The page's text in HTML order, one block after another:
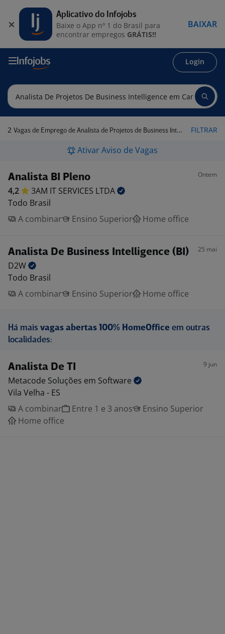
Login
2 Vagas de Emprego de Analista de Projetos de Business Intelligence em Campo Grande - MS FILTRAR
Ativar Aviso de Vagas
Analista BI Pleno Ontem
4,2 3AM IT SERVICES LTDA
Todo Brasil
A combinar
Ensino Superior Home office
Analista De Business Intelligence (BI) 25 mai
D2W
Todo Brasil
A combinar
Ensino Superior Home office
Há mais vagas abertas 100% HomeOffice em outras
localidades:
Analista De TI 9 jun
Metacode Soluções em Software
Vila Velha - ES
A combinar
Entre 1 e 3 anos
Ensino Superior
Home office
Aplicativo do Infojobs
Baixe o App nº 1 do Brasil para
encontrar empregos GRÁTIS!!
BAIXAR